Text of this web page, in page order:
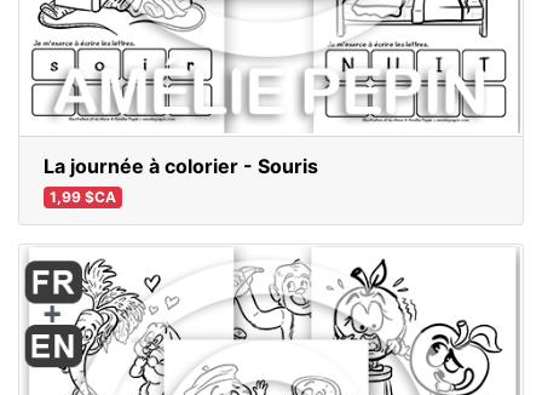
La journée à colorier - Souris
1,99 $CA